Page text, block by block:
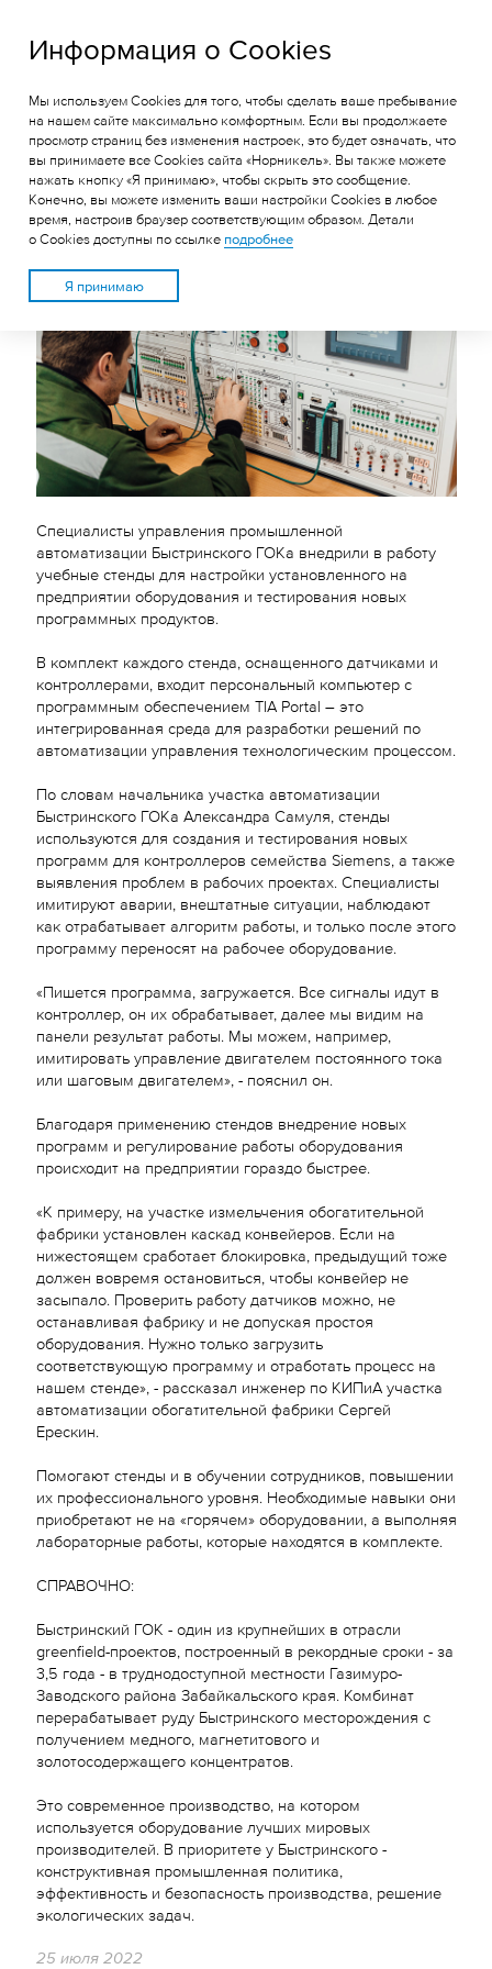
НА БЫСТРИНСКОМ ГОКЕ
УПРАВЛЕНИЕ
ОБОРУДОВАНИЕМ
РЕГУЛИРУЮТ НА УЧЕБНЫХ
СТЕНДАХ
Специалисты управления промышленной
автоматизации Быстринского ГОКа внедрили в работу
учебные стенды для настройки установленного на
предприятии оборудования и тестирования новых
программных продуктов.
В комплект каждого стенда, оснащенного датчиками и
контроллерами, входит персональный компьютер с
программным обеспечением TIA Portal – это
интегрированная среда для разработки решений по
автоматизации управления технологическим процессом.
По словам начальника участка автоматизации
Быстринского ГОКа Александра Самуля, стенды
используются для создания и тестирования новых
программ для контроллеров семейства Siemens, а также
выявления проблем в рабочих проектах. Специалисты
имитируют аварии, внештатные ситуации, наблюдают
как отрабатывает алгоритм работы, и только после этого
программу переносят на рабочее оборудование.
«Пишется программа, загружается. Все сигналы идут в
контроллер, он их обрабатывает, далее мы видим на
панели результат работы. Мы можем, например,
имитировать управление двигателем постоянного тока
или шаговым двигателем», - пояснил он.
Благодаря применению стендов внедрение новых
программ и регулирование работы оборудования
происходит на предприятии гораздо быстрее.
«К примеру, на участке измельчения обогатительной
фабрики установлен каскад конвейеров. Если на
нижестоящем сработает блокировка, предыдущий тоже
должен вовремя остановиться, чтобы конвейер не
засыпало. Проверить работу датчиков можно, не
останавливая фабрику и не допуская простоя
оборудования. Нужно только загрузить
соответствующую программу и отработать процесс на
нашем стенде», - рассказал инженер по КИПиА участка
автоматизации обогатительной фабрики Сергей
Ерескин.
Помогают стенды и в обучении сотрудников, повышении
их профессионального уровня. Необходимые навыки они
приобретают не на «горячем» оборудовании, а выполняя
лабораторные работы, которые находятся в комплекте.
СПРАВОЧНО:
Быстринский ГОК - один из крупнейших в отрасли
greenfield-проектов, построенный в рекордные сроки - за
3,5 года - в труднодоступной местности Газимуро-
Заводского района Забайкальского края. Комбинат
перерабатывает руду Быстринского месторождения с
получением медного, магнетитового и
золотосодержащего концентратов.
Это современное производство, на котором
используется оборудование лучших мировых
производителей. В приоритете у Быстринского -
конструктивная промышленная политика,
эффективность и безопасность производства, решение
экологических задач.
25 июля 2022
Информация о Cookies
Мы используем Cookies для того, чтобы сделать ваше пребывание
на нашем сайте максимально комфортным. Если вы продолжаете
просмотр страниц без изменения настроек, это будет означать, что
вы принимаете все Cookies сайта «Норникель». Вы также можете
нажать кнопку «Я принимаю», чтобы скрыть это сообщение.
Конечно, вы можете изменить ваши настройки Cookies в любое
время, настроив браузер соответствующим образом. Детали
о Cookies доступны по ссылке подробнее
Я принимаю